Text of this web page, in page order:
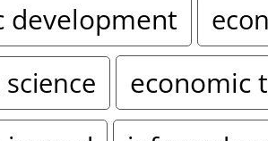
development
economic